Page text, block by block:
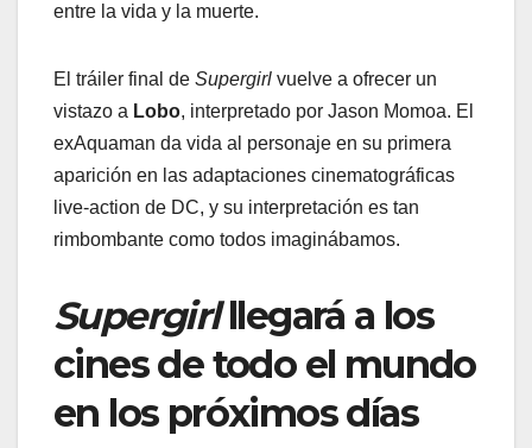
entre la vida y la muerte.
El tráiler final de Supergirl vuelve a ofrecer un
vistazo a Lobo, interpretado por Jason Momoa. El
exAquaman da vida al personaje en su primera
aparición en las adaptaciones cinematográficas
live-action de DC, y su interpretación es tan
rimbombante como todos imaginábamos.
Supergirlllegará a los
cines de todo el mundo
en los próximos días